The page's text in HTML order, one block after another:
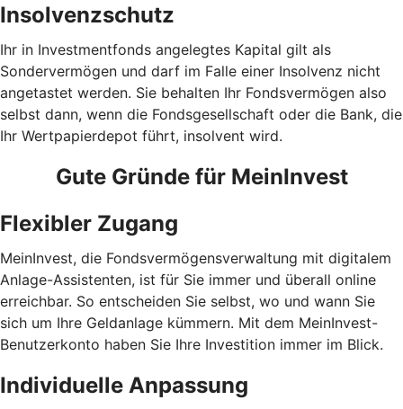
Insolvenzschutz
Ihr in Investmentfonds angelegtes Kapital gilt als
Sondervermögen und darf im Falle einer Insolvenz nicht
angetastet werden. Sie behalten Ihr Fondsvermögen also
selbst dann, wenn die Fondsgesellschaft oder die Bank, die
Ihr Wertpapierdepot führt, insolvent wird.
Gute Gründe für MeinInvest
Flexibler Zugang
MeinInvest, die Fondsvermögensverwaltung mit digitalem
Anlage-Assistenten, ist für Sie immer und überall online
erreichbar. So entscheiden Sie selbst, wo und wann Sie
sich um Ihre Geldanlage kümmern. Mit dem MeinInvest-
Benutzerkonto haben Sie Ihre Investition immer im Blick.
Individuelle Anpassung